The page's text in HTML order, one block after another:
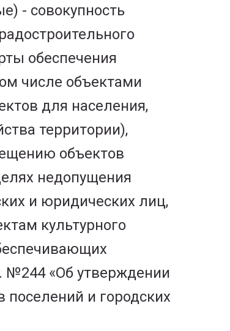
- совокупность
обеспечения
числе объектами
для населения,
территории),
объектов
недопущения
и юридических лиц,
культурного
№244 «Об утверждении
и городских